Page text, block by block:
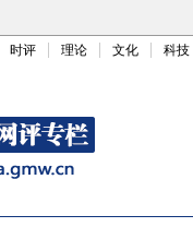
时评 理论 文化 科技